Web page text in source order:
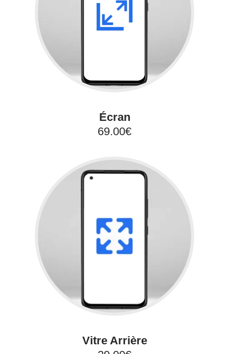
Écran
69.00€
Vitre Arrière